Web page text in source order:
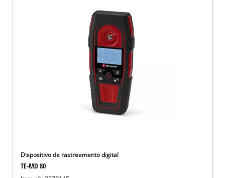
Dispositivo de rastreamento digital
TE-MD 80